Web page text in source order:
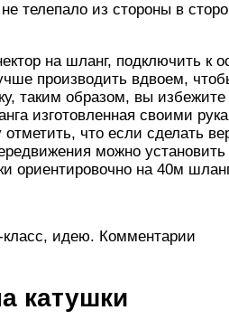
телепало из стороны в
на шланг, подключить к
производить вдвоем,
таким образом, вы
изготовленная своими
что если сделать
можно установить
ориентировочно на 40м
идею. Комментарии
катушки